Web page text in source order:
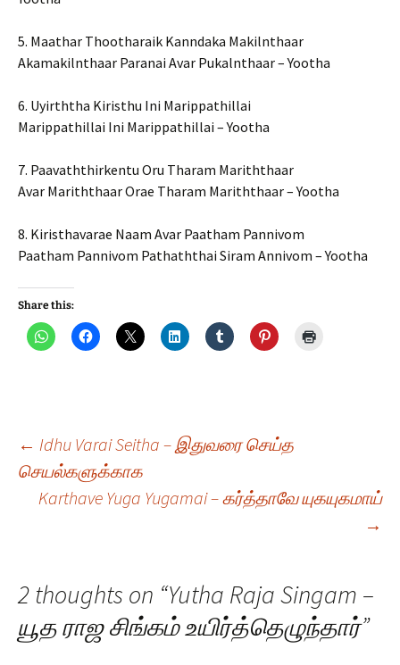
5. Maathar Thootharaik Kanndaka Makilnthaar
Akamakilnthaar Paranai Avar Pukalnthaar – Yootha
6. Uyirththa Kiristhu Ini Marippathillai
Marippathillai Ini Marippathillai – Yootha
7. Paavaththirkentu Oru Tharam Mariththaar
Avar Mariththaar Orae Tharam Mariththaar – Yootha
8. Kiristhavarae Naam Avar Paatham Pannivom
Paatham Pannivom Pathaththai Siram Annivom – Yootha
Share this:
Post
navigation
← Idhu Varai Seitha – இதுவரை செய்த
செயல்களுக்காக
Karthave Yuga Yugamai – கர்த்தாவே யுகயுகமாய்
→
2 thoughts on “Yutha Raja Singam –
யூத ராஜ சிங்கம் உயிர்த்தெழுந்தார்”